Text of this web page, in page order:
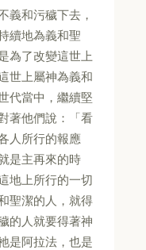
義和污穢下去，
續地為義和聖
為了改變這世上
世上屬神為義和
代當中，繼續堅
著他們說：「看
人所行的報應
是主再來的時
地上所行的一切
聖潔的人，就得
的人就要得著神
是阿拉法，也是